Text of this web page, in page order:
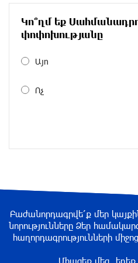
Ալիեւն ու
ունեցել
փլուզմանը
Հայկական
Կո՞ղմ եք
փոփոխությանը
Այո
Ոչ
Բաժանորդագրվե՛ք մեր
նորությունները Ձեր
հաղորդագրությունների
Միացեք մեզ,